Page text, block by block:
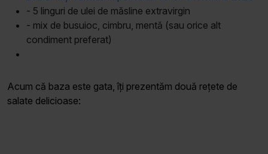
- 5 linguri de ulei de măsline extravirgin
- mix de busuioc, cimbru, mentă (sau orice alt
condiment preferat)
Acum că baza este gata, îți prezentăm două rețete de
salate delicioase: